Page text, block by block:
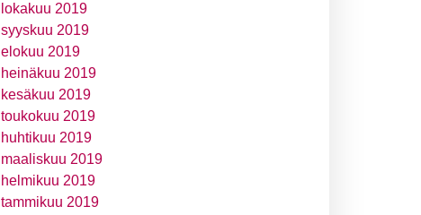
lokakuu 2019
syyskuu 2019
elokuu 2019
heinäkuu 2019
kesäkuu 2019
toukokuu 2019
huhtikuu 2019
maaliskuu 2019
helmikuu 2019
tammikuu 2019